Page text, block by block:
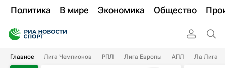
Политика В мире Экономика Общество
Главное Лига Чемпионов РПЛ Лига Европы АПЛ Ла Лига